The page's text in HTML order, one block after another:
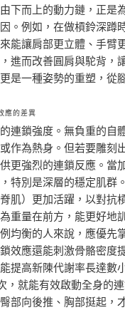
下而上的動力鏈，正是
。例如，在做槓鈴深蹲
能讓肩部更立體、手臂
進而改善圓肩與駝背，
是一種姿勢的重塑，從
應的差異
連鎖強度。無負重的自
作為熱身。但若要雕刻
更強烈的連鎖反應。當
特別是深層的穩定肌群
肌）更加活躍，以對
重量在前方，能更好地
均衡的人來說，應優先
效應還能刺激骨骼密度
提高新陳代謝率長達數
，就能有效啟動全身的
部向後推、胸部挺起，